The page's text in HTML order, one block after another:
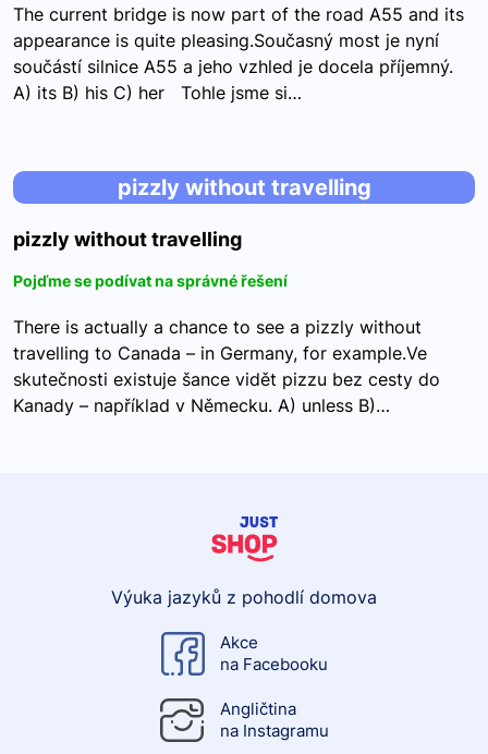
The current bridge is now part of the road A55 and its
appearance is quite pleasing.Současný most je nyní
součástí silnice A55 a jeho vzhled je docela příjemný.
A) its B) his C) her Tohle jsme si…
pizzly without travelling
pizzly without travelling
Pojďme se podívat na správné řešení
There is actually a chance to see a pizzly without
travelling to Canada – in Germany, for example.Ve
skutečnosti existuje šance vidět pizzu bez cesty do
Kanady – například v Německu. A) unless B)…
Výuka jazyků z pohodlí domova
Akce
na Facebooku
Angličtina
na Instagramu